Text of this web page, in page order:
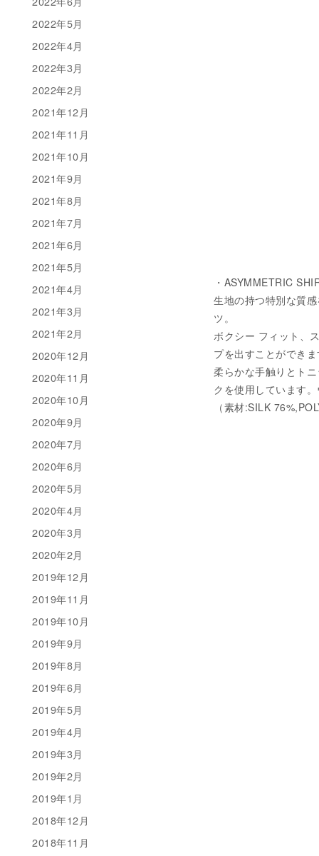
・ASYMMETRIC
生地の持つ特別な質
ツ。
ボクシー フィット、
プを出すことができ
柔らかな手触りとト
クを使用しています
（素材:SILK
2022年5月
2022年4月
2022年3月
2022年2月
2021年12月
2021年11月
2021年10月
2021年9月
2021年8月
2021年7月
2021年6月
2021年5月
2021年4月
2021年3月
2021年2月
2020年12月
2020年11月
2020年10月
2020年9月
2020年7月
2020年6月
2020年5月
2020年4月
2020年3月
2020年2月
2019年12月
2019年11月
2019年10月
2019年9月
2019年8月
2019年6月
2019年5月
2019年4月
2019年3月
2019年2月
2019年1月
2018年12月
2018年11月